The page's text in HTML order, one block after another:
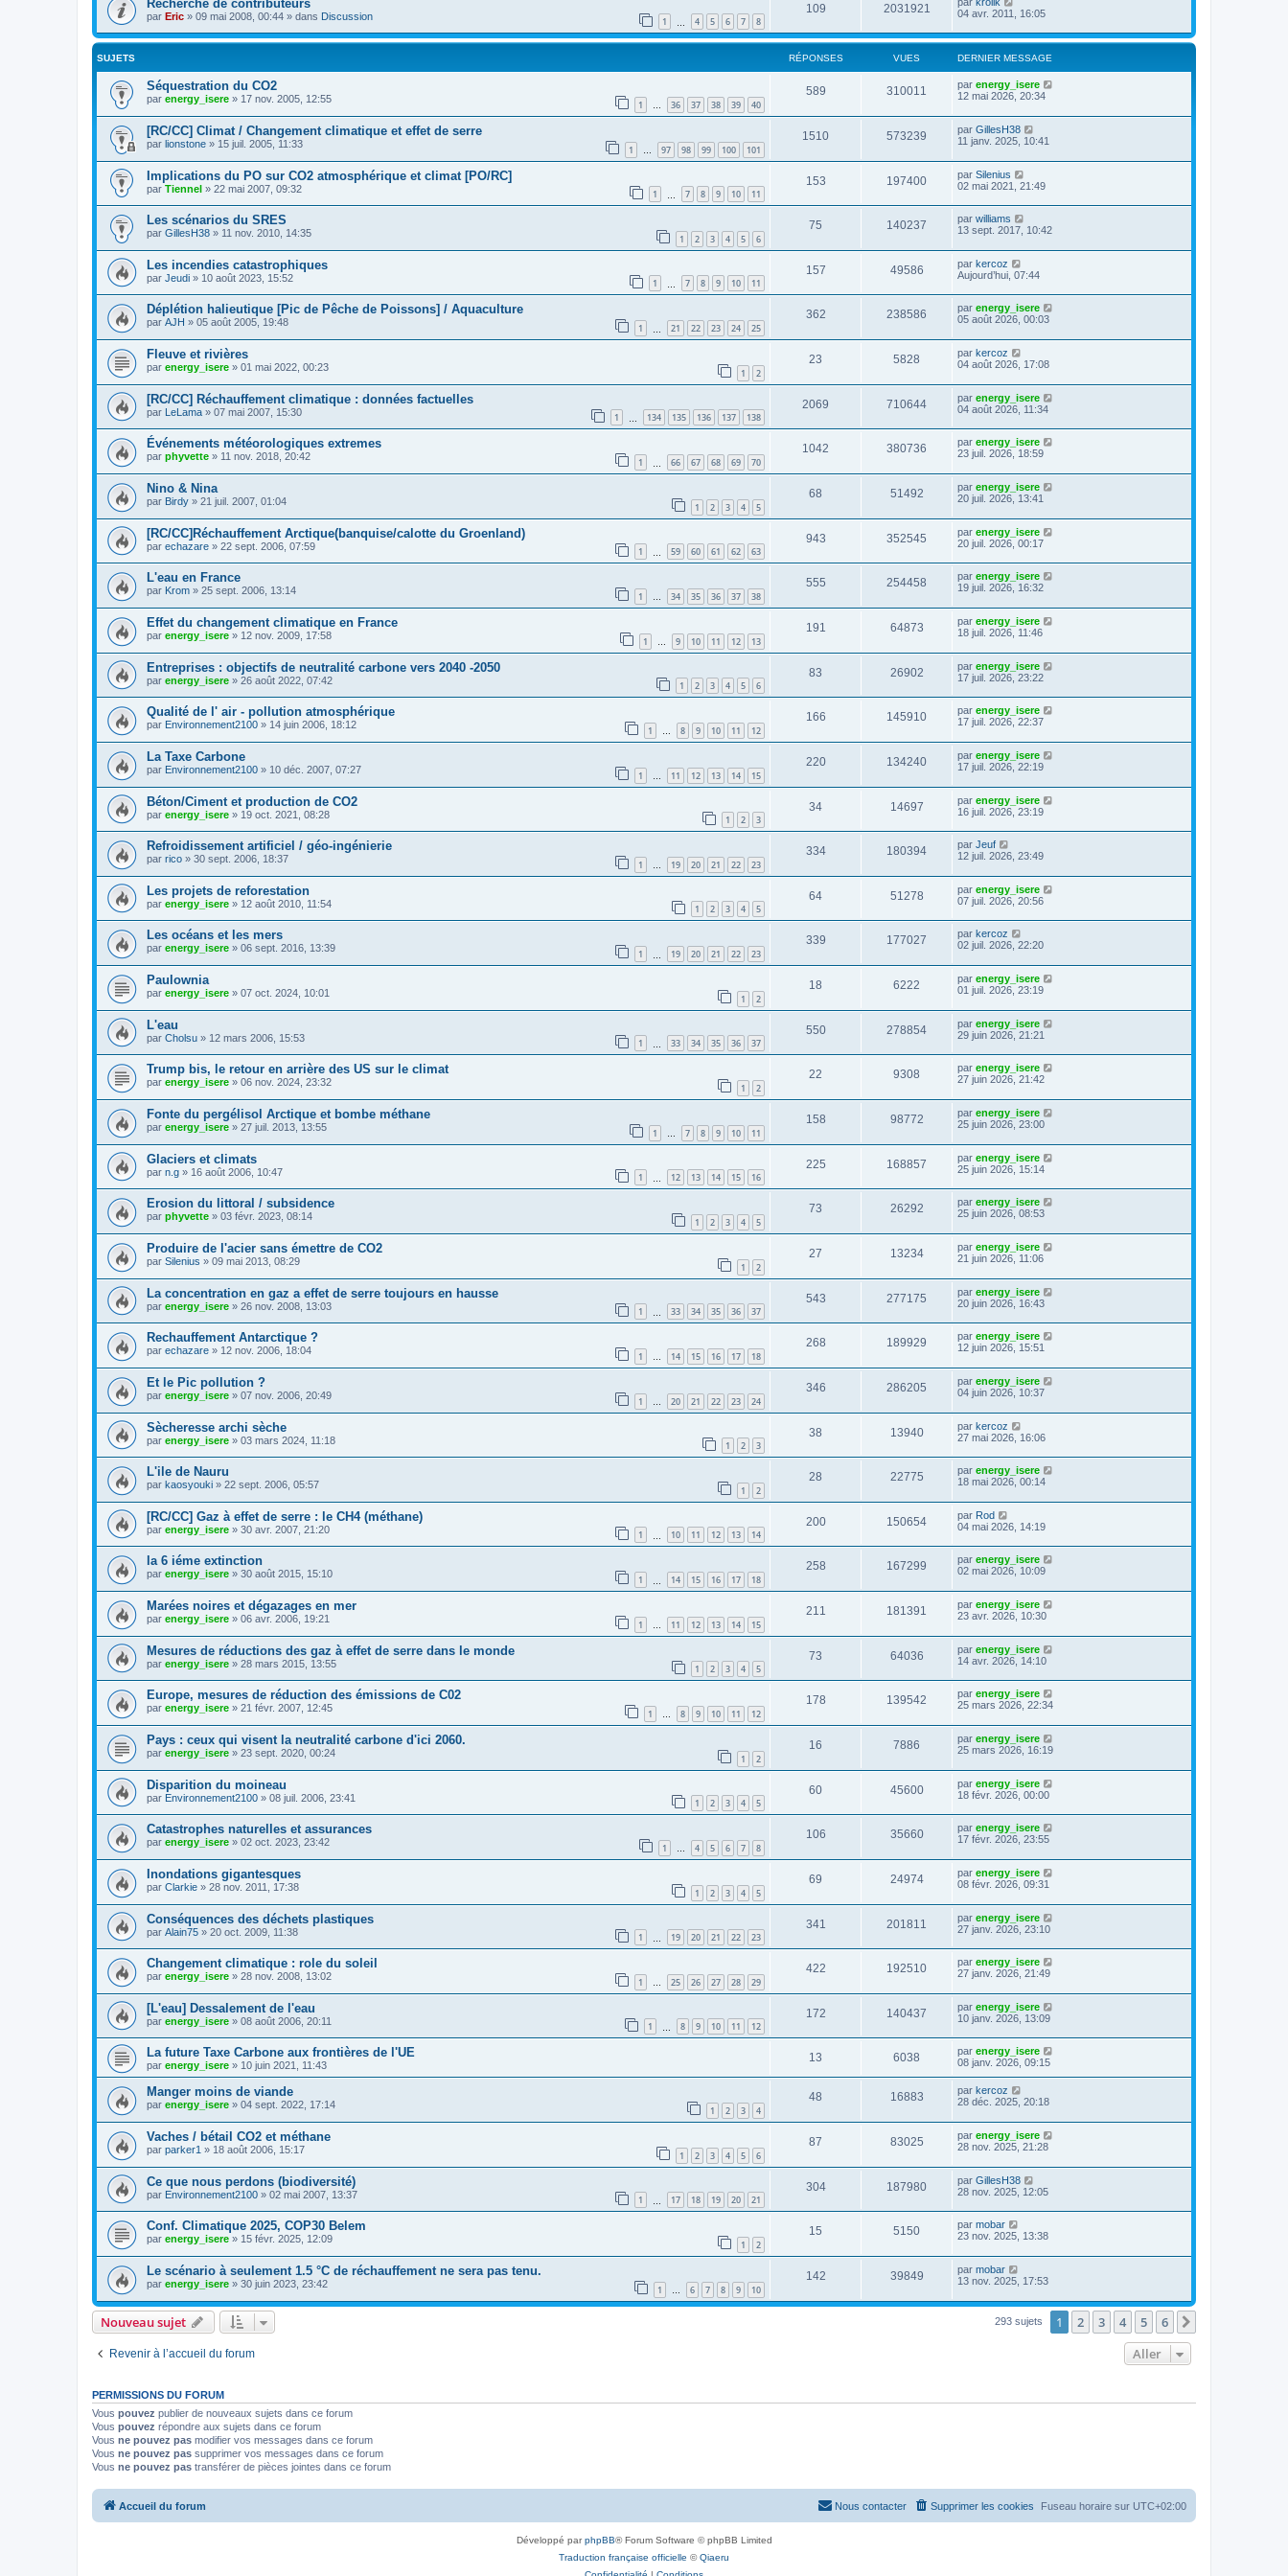
Recherche de contributeurs
par Eric » 09 mai 2008, 00:44 » dans Discussion 1 4 5 6 7 8
109 2031921
04 avr. 2011, 16:05
SUJETS RÉPONSES VUES DERNIER MESSAGE
Séquestration du CO2
par energy_isere » 17 nov. 2005, 12:55 1 … 36 37 38 39 40
589 310011 par energy_isere
12 mai 2026, 20:34
[RC/CC] Climat / Changement climatique et effet de serre
par lionstone » 15 juil. 2005, 11:33 1 … 97 98 99 100 101
1510 573239 par GillesH38
11 janv. 2025, 10:41
Implications du PO sur CO2 atmosphérique et climat [PO/RC]
par Tiennel » 22 mai 2007, 09:32 1 7 8 9 10 11
153 197400 par Silenius
02 mai 2021, 21:49
Les scénarios du SRES
par GillesH38 » 11 nov. 2010, 14:35 1 2 3 4 5 6
75 140237 par williams
13 sept. 2017, 10:42
Les incendies catastrophiques
par Jeudi » 10 août 2023, 15:52 1 7 8 9 10 11
157 49586 par kercoz
Aujourd’hui, 07:44
Déplétion halieutique [Pic de Pêche de Poissons] / Aquaculture
par AJH » 05 août 2005, 19:48 1 21 22 23 24 25
362 238586 par energy_isere
05 août 2026, 00:03
Fleuve et rivières
par energy_isere » 01 mai 2022, 00:23 1 2
23 5828 par kercoz
04 août 2026, 17:08
[RC/CC] Réchauffement climatique : données factuelles
par LeLama » 07 mai 2007, 15:30 1 134 135 136 137 138
2069 710644 par energy_isere
04 août 2026, 11:34
Événements météorologiques extremes
par phyvette » 11 nov. 2018, 20:42 1 66 67 68 69 70
1042 380736 par energy_isere
23 juil. 2026, 18:59
Nino & Nina
par Birdy » 21 juil. 2007, 01:04 1 2 3 4 5
68 51492 par energy_isere
20 juil. 2026, 13:41
[RC/CC]Réchauffement Arctique(banquise/calotte du Groenland)
par echazare » 22 sept. 2006, 07:59 1 59 60 61 62 63
943 352545 par energy_isere
20 juil. 2026, 00:17
L'eau en France
par Krom » 25 sept. 2006, 13:14 1 … 34 35 36 37 38
555 254458 par energy_isere
19 juil. 2026, 16:32
Effet du changement climatique en France
par energy_isere » 12 nov. 2009, 17:58 1 … 9 10 11 12 13
191 64873 par energy_isere
18 juil. 2026, 11:46
Entreprises : objectifs de neutralité carbone vers 2040 -2050
par energy_isere » 26 août 2022, 07:42 1 2 3 4 5 6
83 26902 par energy_isere
17 juil. 2026, 23:22
Qualité de l' air - pollution atmosphérique
par Environnement2100 » 14 juin 2006, 18:12 1 … 8 9 10 11 12
166 145910 par energy_isere
17 juil. 2026, 22:37
La Taxe Carbone
par Environnement2100 » 10 déc. 2007, 07:27 1 11 12 13 14 15
220 134240 par energy_isere
17 juil. 2026, 22:19
Béton/Ciment et production de CO2
par energy_isere » 19 oct. 2021, 08:28 1 2 3
34 14697 par energy_isere
16 juil. 2026, 23:19
Refroidissement artificiel / géo-ingénierie
par rico » 30 sept. 2006, 18:37 1 … 19 20 21 22 23
334 180394 par Jeuf
12 juil. 2026, 23:49
Les projets de reforestation
par energy_isere » 12 août 2010, 11:54 1 2 3 4 5
64 51278 par energy_isere
07 juil. 2026, 20:56
Les océans et les mers
par energy_isere » 06 sept. 2016, 13:39 1 19 20 21 22 23
339 177027 par kercoz
02 juil. 2026, 22:20
Paulownia
par energy_isere » 07 oct. 2024, 10:01 1 2
18 6222 par energy_isere
01 juil. 2026, 23:19
L'eau
par Cholsu » 12 mars 2006, 15:53 1 33 34 35 36 37
550 278854 par energy_isere
29 juin 2026, 21:21
Trump bis, le retour en arrière des US sur le climat
par energy_isere » 06 nov. 2024, 23:32 1 2
22 9308 par energy_isere
27 juin 2026, 21:42
Fonte du pergélisol Arctique et bombe méthane
par energy_isere » 27 juil. 2013, 13:55 1 … 7 8 9 10 11
158 98772 par energy_isere
25 juin 2026, 23:00
Glaciers et climats
par n.g » 16 août 2006, 10:47 1 12 13 14 15 16
225 168857 par energy_isere
25 juin 2026, 15:14
Erosion du littoral / subsidence
par phyvette » 03 févr. 2023, 08:14 1 2 3 4 5
73 26292 par energy_isere
25 juin 2026, 08:53
Produire de l'acier sans émettre de CO2
par Silenius » 09 mai 2013, 08:29 1 2
27 13234 par energy_isere
21 juin 2026, 11:06
La concentration en gaz a effet de serre toujours en hausse
par energy_isere » 26 nov. 2008, 13:03 1 33 34 35 36 37
543 277175 par energy_isere
20 juin 2026, 16:43
Rechauffement Antarctique ?
par echazare » 12 nov. 2006, 18:04 1 … 14 15 16 17 18
268 189929 par energy_isere
12 juin 2026, 15:51
Et le Pic pollution ?
par energy_isere » 07 nov. 2006, 20:49 1 20 21 22 23 24
346 286205 par energy_isere
04 juin 2026, 10:37
Sècheresse archi sèche
par energy_isere » 03 mars 2024, 11:18 1 2 3
38 13940 par kercoz
27 mai 2026, 16:06
L'ile de Nauru
par kaosyouki » 22 sept. 2006, 05:57 1 2
28 22775 par energy_isere
18 mai 2026, 00:14
[RC/CC] Gaz à effet de serre : le CH4 (méthane)
par energy_isere » 30 avr. 2007, 21:20 1 10 11 12 13 14
200 150654 par Rod
04 mai 2026, 14:19
la 6 iéme extinction
par energy_isere » 30 août 2015, 15:10 1 14 15 16 17 18
258 167299 par energy_isere
02 mai 2026, 10:09
Marées noires et dégazages en mer
par energy_isere » 06 avr. 2006, 19:21 1 … 11 12 13 14 15
211 181391 par energy_isere
23 avr. 2026, 10:30
Mesures de réductions des gaz à effet de serre dans le monde
par energy_isere » 28 mars 2015, 13:55 1 2 3 4 5
73 64036 par energy_isere
14 avr. 2026, 14:10
Europe, mesures de réduction des émissions de C02
par energy_isere » 21 févr. 2007, 12:45 1 … 8 9 10 11 12
178 139542 par energy_isere
25 mars 2026, 22:34
Pays : ceux qui visent la neutralité carbone d'ici 2060.
par energy_isere » 23 sept. 2020, 00:24 1 2
16 7886 par energy_isere
25 mars 2026, 16:19
Disparition du moineau
par Environnement2100 » 08 juil. 2006, 23:41 1 2 3 4 5
60 45600 par energy_isere
18 févr. 2026, 00:00
Catastrophes naturelles et assurances
par energy_isere » 02 oct. 2023, 23:42 1 … 4 5 6 7 8
106 35660 par energy_isere
17 févr. 2026, 23:55
Inondations gigantesques
par Clarkie » 28 nov. 2011, 17:38 1 2 3 4 5
69 24974 par energy_isere
08 févr. 2026, 09:31
Conséquences des déchets plastiques
par Alain75 » 20 oct. 2009, 11:38 1 19 20 21 22 23
341 201811 par energy_isere
27 janv. 2026, 23:10
Changement climatique : role du soleil
par energy_isere » 28 nov. 2008, 13:02 1 … 25 26 27 28 29
422 192510 par energy_isere
27 janv. 2026, 21:49
[L'eau] Dessalement de l'eau
par energy_isere » 08 août 2006, 20:11 1 8 9 10 11 12
172 140437 par energy_isere
10 janv. 2026, 13:09
La future Taxe Carbone aux frontières de l'UE
par energy_isere » 10 juin 2021, 11:43
13 6038 par energy_isere
08 janv. 2026, 09:15
Manger moins de viande
par energy_isere » 04 sept. 2022, 17:14 1 2 3 4
48 16883 par kercoz
28 déc. 2025, 20:18
Vaches / bétail CO2 et méthane
par parker1 » 18 août 2006, 15:17 1 2 3 4 5 6
87 83025 par energy_isere
28 nov. 2025, 21:28
Ce que nous perdons (biodiversité)
par Environnement2100 » 02 mai 2007, 13:37 1 17 18 19 20 21
304 187980 par GillesH38
28 nov. 2025, 12:05
Conf. Climatique 2025, COP30 Belem
par energy_isere » 15 févr. 2025, 12:09 1 2
15 5150 par mobar
23 nov. 2025, 13:38
Le scénario à seulement 1.5 °C de réchauffement ne sera pas tenu.
par energy_isere » 30 juin 2023, 23:42 1 … 6 7 8 9 10
142 39849 par mobar
13 nov. 2025, 17:53
Nouveau sujet 293 sujets 1 2 3 4 5 6
Revenir à l’accueil du forum Aller
PERMISSIONS DU FORUM
Vous pouvez publier de nouveaux sujets dans ce forum
Vous pouvez répondre aux sujets dans ce forum
Vous ne pouvez pas modifier vos messages dans ce forum
Vous ne pouvez pas supprimer vos messages dans ce forum
Vous ne pouvez pas transférer de pièces jointes dans ce forum
Accueil du forum Fuseau horaire sur UTC+02:00
Supprimer les cookies
Nous contacter
Développé parphpBB® Forum Software © phpBB Limited
Traduction française officielle ©Qiaeru